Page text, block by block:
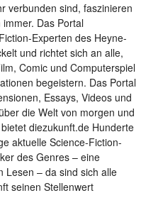
verbunden sind, faszinieren
Das Portal
Experten des Heyne-
und richtet sich an alle,
Comic und Computerspiel
begeistern. Das Portal
Essays, Videos und
die Welt von morgen und
diezukunft.de Hunderte
aktuelle Science-Fiction-
des Genres – eine
Lesen – da sind sich alle
seinen Stellenwert